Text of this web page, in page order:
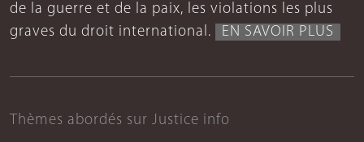
de la guerre et de la paix, les violations les plus
graves du droit international.
EN SAVOIR PLUS
Thèmes abordés sur Justice info